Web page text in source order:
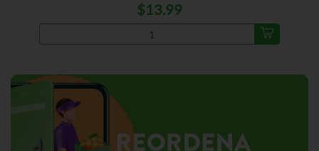
$13.99